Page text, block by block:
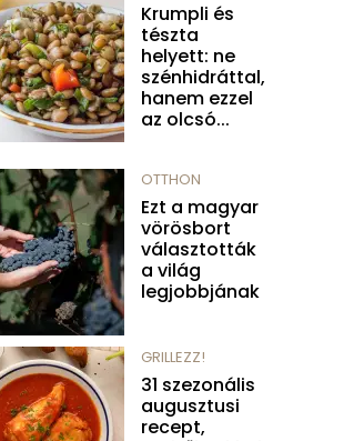
Krumpli és
tészta
helyett: ne
szénhidráttal,
hanem ezzel
az olcsó...
OTTHON
Ezt a magyar
vörösbort
választották
a világ
legjobbjának
GRILLEZZ!
31 szezonális
augusztusi
recept,